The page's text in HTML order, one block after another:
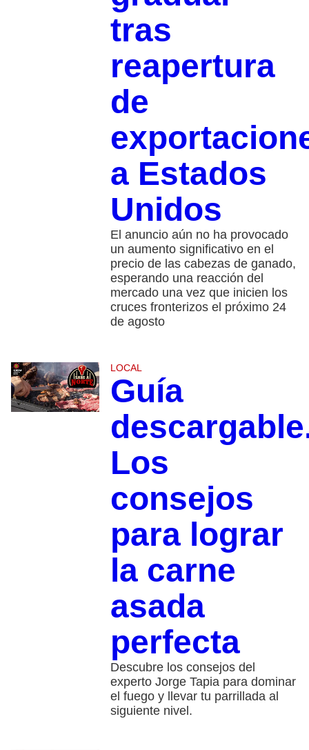
tras
reapertura
de
a Estados
Unidos
El anuncio aún no ha provocado
un aumento significativo en el
precio de las cabezas de ganado,
esperando una reacción del
mercado una vez que inicien los
cruces fronterizos el próximo 24
de agosto
LOCAL
Guía
Los
consejos
para lograr
la carne
asada
perfecta
Descubre los consejos del
experto Jorge Tapia para dominar
el fuego y llevar tu parrillada al
siguiente nivel.